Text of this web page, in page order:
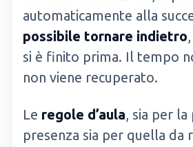
automaticamente alla
possibile tornare indietro
si è finito prima. Il tempo
non viene recuperato.
Le regole d’aula, sia per la
presenza sia per quella da